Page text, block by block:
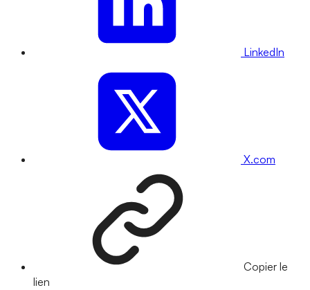
LinkedIn
X.com
Copier le
lien